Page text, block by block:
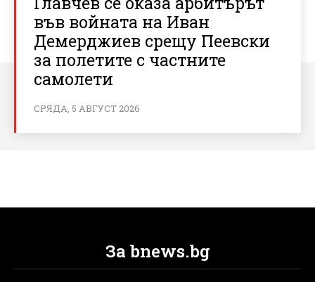
във войната на Иван
Демерджиев срещу Пеевски
за полетите с частните
самолети
СРЯДА, 5 АВГУСТ 2026
За bnews.bg